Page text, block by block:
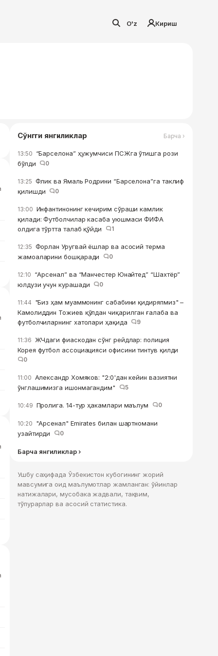
O'z Кириш
Сўнгги янгиликлар Барча ›
13:50 “Барселона” ҳужумчиси ПСЖга ўтишга рози
бўлди
0
13:25 Флик ва Ямаль Родрини “Барселона”га таклиф
қилишди
0
13:00 Инфантинонинг кечирим сўраши камлик
қилади: Футболчилар касаба уюшмаси ФИФА
олдига тўртта талаб қўйди
1
12:35 Форлан Уругвай ёшлар ва асосий терма
жамоаларини бошқаради
0
12:10 “Арсенал” ва “Манчестер Юнайтед” “Шахтёр”
юлдузи учун курашади
0
11:44 "Биз ҳам муаммонинг сабабини қидиряпмиз" –
Камолиддин Тожиев қўлдан чиқарилган ғалаба ва
футболчиларнинг хатолари ҳақида
9
11:36 ЖЧдаги фиаскодан сўнг рейдлар: полиция
Корея футбол ассоциацияси офисини тинтув қилди
0
11:00 Александр Хомяков: "2:0'дан кейин вазиятни
ўнглашимизга ишонмагандим"
5
10:49 Пролига. 14-тур ҳакамлари маълум 0
10:20 "Арсенал" Emirates билан шартномани
узайтирди
0
Барча янгиликлар ›
Ушбу саҳифада Ўзбекистон кубогининг жорий
мавсумига оид маълумотлар жамланган: ўйинлар
натижалари, мусобака жадвали, тақвим,
тўпурарлар ва асосий статистика.